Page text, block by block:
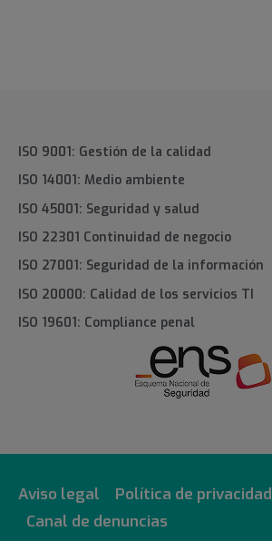
ISO 9001: Gestión de la calidad
ISO 14001: Medio ambiente
ISO 45001: Seguridad y salud
ISO 22301 Continuidad de negocio
ISO 27001: Seguridad de la información
ISO 20000: Calidad de los servicios TI
ISO 19601: Compliance penal
Aviso legal Política de privacidad
Canal de denuncias